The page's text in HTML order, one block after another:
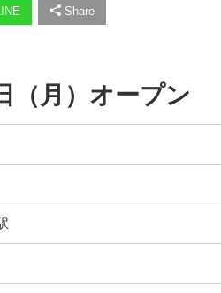
Share
（月）オープン